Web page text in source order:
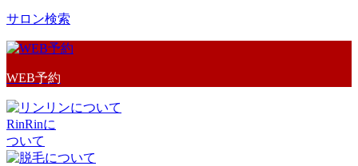
サロン検索
WEB予約
RinRinに
ついて